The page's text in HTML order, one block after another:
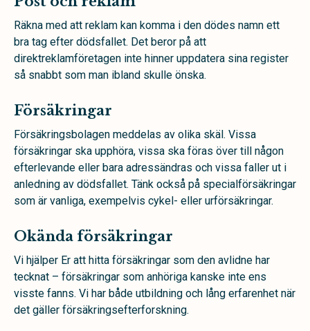
Räkna med att reklam kan komma i den dödes namn ett
bra tag efter dödsfallet. Det beror på att
direktreklamföretagen inte hinner uppdatera sina register
så snabbt som man ibland skulle önska.
Försäkringar
Försäkringsbolagen meddelas av olika skäl. Vissa
försäkringar ska upphöra, vissa ska föras över till någon
efterlevande eller bara adressändras och vissa faller ut i
anledning av dödsfallet. Tänk också på specialförsäkringar
som är vanliga, exempelvis cykel- eller urförsäkringar.
Okända försäkringar
Vi hjälper Er att hitta försäkringar som den avlidne har
tecknat – försäkringar som anhöriga kanske inte ens
visste fanns. Vi har både utbildning och lång erfarenhet när
det gäller försäkringsefterforskning.